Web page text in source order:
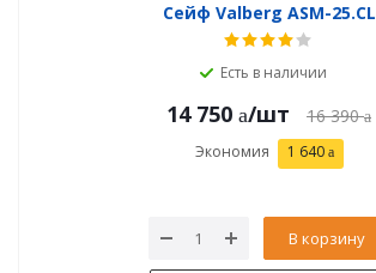
Сейф Valberg ASM-25.CL
Есть в наличии
14 750 /шт 16 390
Экономия 1 640
В корзину